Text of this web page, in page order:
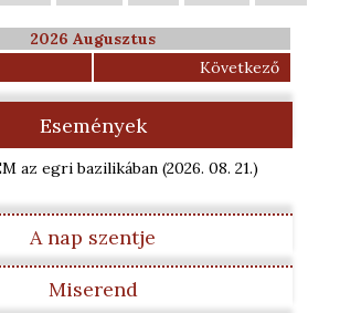
2026 Augusztus
Következő
Események
az egri bazilikában (2026. 08. 21.)
A nap szentje
Miserend